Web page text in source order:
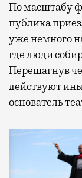
По масштабу
публика
уже немного
где люди
Перешагнув
действуют
основатель